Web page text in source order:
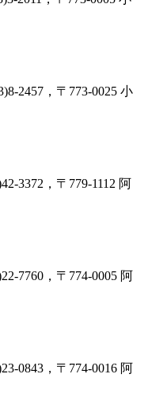
2457，〒773-0025 小
3372，〒779-1112 阿
7760，〒774-0005 阿
0843，〒774-0016 阿